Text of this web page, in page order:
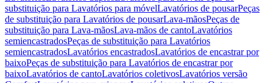
substituição para Lavatórios para móvelLavatórios de pousarPeças
de substituição para Lavatórios de pousarLava-mãosPeças de
substituição para Lava-mãosLava-mãos de cantoLavatórios
semiencastradosPeças de substituição para Lavatórios
semiencastradosLavatórios encastradosLavatórios de encastrar por
baixoPeças de substituição para Lavatórios de encastrar por
baixoLavatórios de cantoLavatórios coletivosLavatórios versão